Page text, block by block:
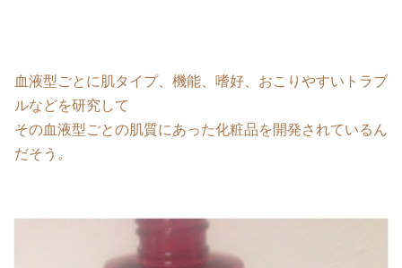
血液型ごとに肌タイプ、機能、嗜好、おこりやすいトラブ
ルなどを研究して
その血液型ごとの肌質にあった化粧品を開発されているん
だそう。